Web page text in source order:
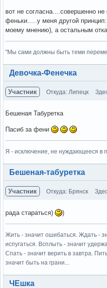
вот не согласна....совершенно
феньки.....у меня другой
моему мнению), а остальным
"Мы сами должны быть теми
Вне форума
Девочка-Фенечка
Участник Откуда: Липецк
Бешеная Табуретка
Пасиб за фени
Я - исключение, не нуждающееся в
Вне форума
Бешеная-табуретка
Участник Откуда: Брянск
рада стараться) )
Жить - значит ошибаться. Ждать -
испугаться. Всплыть - значит
Спать - значит верить в завтра.
значит быть на грани...
Вне форума
ЧЕшка